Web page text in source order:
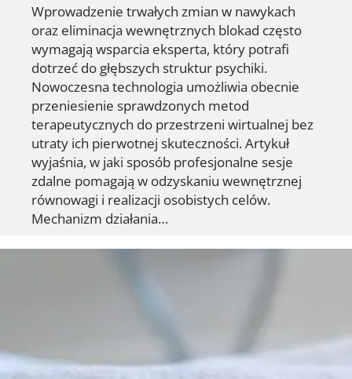
Wprowadzenie trwałych zmian w nawykach
oraz eliminacja wewnętrznych blokad często
wymagają wsparcia eksperta, który potrafi
dotrzeć do głębszych struktur psychiki.
Nowoczesna technologia umożliwia obecnie
przeniesienie sprawdzonych metod
terapeutycznych do przestrzeni wirtualnej bez
utraty ich pierwotnej skuteczności. Artykuł
wyjaśnia, w jaki sposób profesjonalne sesje
zdalne pomagają w odzyskaniu wewnętrznej
równowagi i realizacji osobistych celów.
Mechanizm działania…